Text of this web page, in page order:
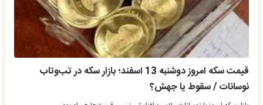
قیمت سکه امروز دوشنبه 13 اسفند؛ بازار سکه در تب‌وتاب
نوسانات / سقوط یا جهش؟